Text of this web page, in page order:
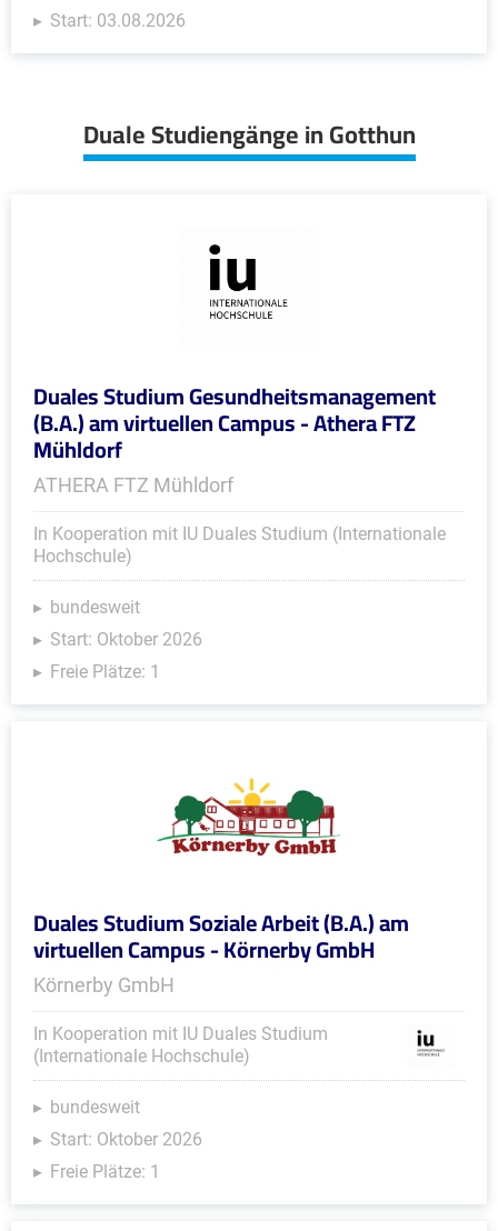
Start: 03.08.2026
Duale Studiengänge in Gotthun
Duales Studium Gesundheitsmanagement
(B.A.) am virtuellen Campus - Athera FTZ
Mühldorf
ATHERA FTZ Mühldorf
In Kooperation mit IU Duales Studium (Internationale
Hochschule)
bundesweit
Start: Oktober 2026
Freie Plätze: 1
Duales Studium Soziale Arbeit (B.A.) am
virtuellen Campus - Körnerby GmbH
Körnerby GmbH
In Kooperation mit IU Duales Studium
(Internationale Hochschule)
bundesweit
Start: Oktober 2026
Freie Plätze: 1